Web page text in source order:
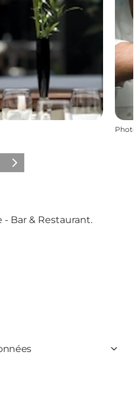
Photo
Suivant
Bar & Restaurant.